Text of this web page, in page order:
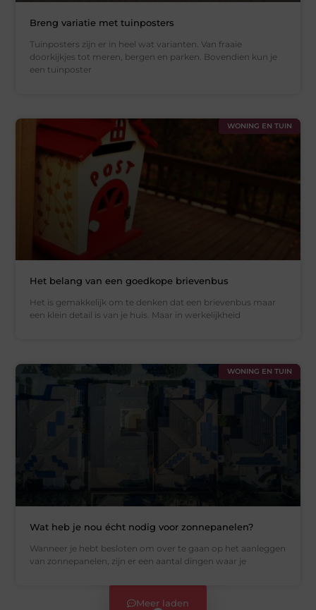
Breng variatie met tuinposters
Tuinposters zijn er in heel wat varianten. Van fraaie
doorkijkjes tot meren, bergen en parken. Bovendien kun je
een tuinposter
WONING EN TUIN
Het belang van een goedkope brievenbus
Het is gemakkelijk om te denken dat een brievenbus maar
een klein detail is van je huis. Maar in werkelijkheid
WONING EN TUIN
Wat heb je nou écht nodig voor zonnepanelen?
Wanneer je hebt besloten om over te gaan op het aanleggen
van zonnepanelen, zijn er een aantal dingen waar je
Meer laden